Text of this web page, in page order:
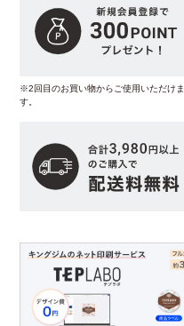
※2回目のお買い物からご使用いただけま
す。